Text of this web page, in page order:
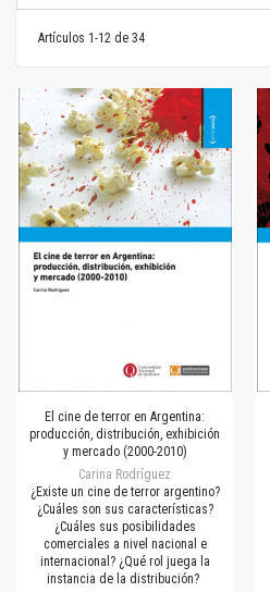
Artículos 1-12 de 34
El cine de terror en Argentina:
producción, distribución, exhibición
y mercado (2000-2010)
Carina Rodríguez
¿Existe un cine de terror argentino?
¿Cuáles son sus características?
¿Cuáles sus posibilidades
comerciales a nivel nacional e
internacional? ¿Qué rol juega la
instancia de la distribución?